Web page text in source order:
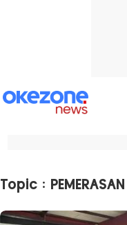
Topic : PEMERASAN